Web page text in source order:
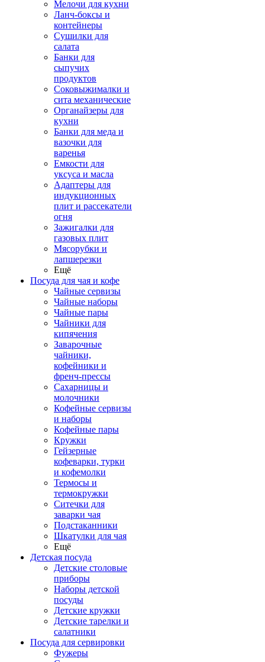
Мелочи для кухни
Ланч-боксы и
контейнеры
Сушилки для
салата
Банки для
сыпучих
продуктов
Соковыжималки и
сита механические
Органайзеры для
кухни
Банки для меда и
вазочки для
варенья
Емкости для
уксуса и масла
Адаптеры для
индукционных
плит и рассекатели
огня
Зажигалки для
газовых плит
Мясорубки и
лапшерезки
Ещё
Посуда для чая и кофе
Чайные сервизы
Чайные наборы
Чайные пары
Чайники для
кипячения
Заварочные
чайники,
кофейники и
френч-прессы
Сахарницы и
молочники
Кофейные сервизы
и наборы
Кофейные пары
Кружки
Гейзерные
кофеварки, турки
и кофемолки
Термосы и
термокружки
Ситечки для
заварки чая
Подстаканники
Шкатулки для чая
Ещё
Детская посуда
Детские столовые
приборы
Наборы детской
посуды
Детские кружки
Детские тарелки и
салатники
Посуда для сервировки
Фужеры